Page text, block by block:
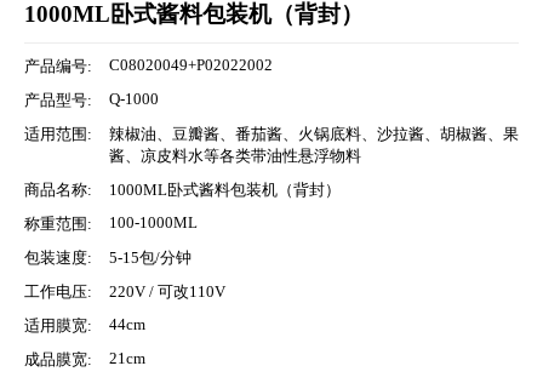
1000ML卧式酱料包装机（背封）
产品编号:
C08020049+P02022002
产品型号:
Q-1000
适用范围:
辣椒油、豆瓣酱、番茄酱、火锅底料、沙拉酱、胡椒酱、果
酱、凉皮料水等各类带油性悬浮物料
商品名称:
1000ML卧式酱料包装机（背封）
称重范围:
100-1000ML
包装速度:
5-15包/分钟
工作电压:
220V / 可改110V
适用膜宽:
44cm
成品膜宽:
21cm